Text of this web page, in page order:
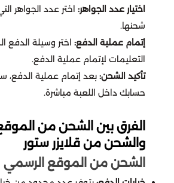
تقسيط بينشيق
تقسيط ستمبل قايز
تقسيط فارلايت
تقسيط واتشر أوف ريلمز
تقسيط بلود سترايك
بلاك كلوفر
أف سي موبايل
بلود سترايك
مارفل سناب
سكاي تشيلدرن اف ذا لايت
هوم بوكس
جوهرة
محل الاطفال
شو مارت
قولدن سينت
اختيار عدد الجواهر: اختر عدد الجواهر
شحنها.
إتمام عملية الدفع: اختر وسيلة الدفع
التعليمات لإتمام عملية الدفع.
تأكيد الشحن: بعد إتمام عملية الدفع،
حسابك داخل اللعبة مباشرة.
الفرق بين الشحن من
والشحن من قلايزر ستور
الشحن من الموقع الرسمي